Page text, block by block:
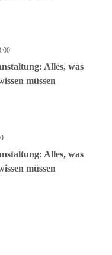
Alles, was
müssen
Alles, was
müssen